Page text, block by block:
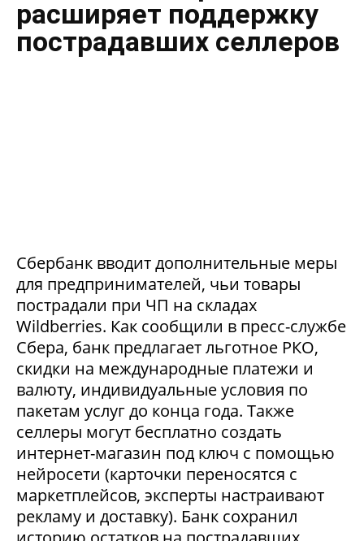
расширяет поддержку
пострадавших селлеров
Сбербанк вводит дополнительные меры
для предпринимателей, чьи товары
пострадали при ЧП на складах
Wildberries. Как сообщили в пресс-службе
Сбера, банк предлагает льготное РКО,
скидки на международные платежи и
валюту, индивидуальные условия по
пакетам услуг до конца года. Также
селлеры могут бесплатно создать
интернет-магазин под ключ с помощью
нейросети (карточки переносятся с
маркетплейсов, эксперты настраивают
рекламу и доставку). Банк сохранил